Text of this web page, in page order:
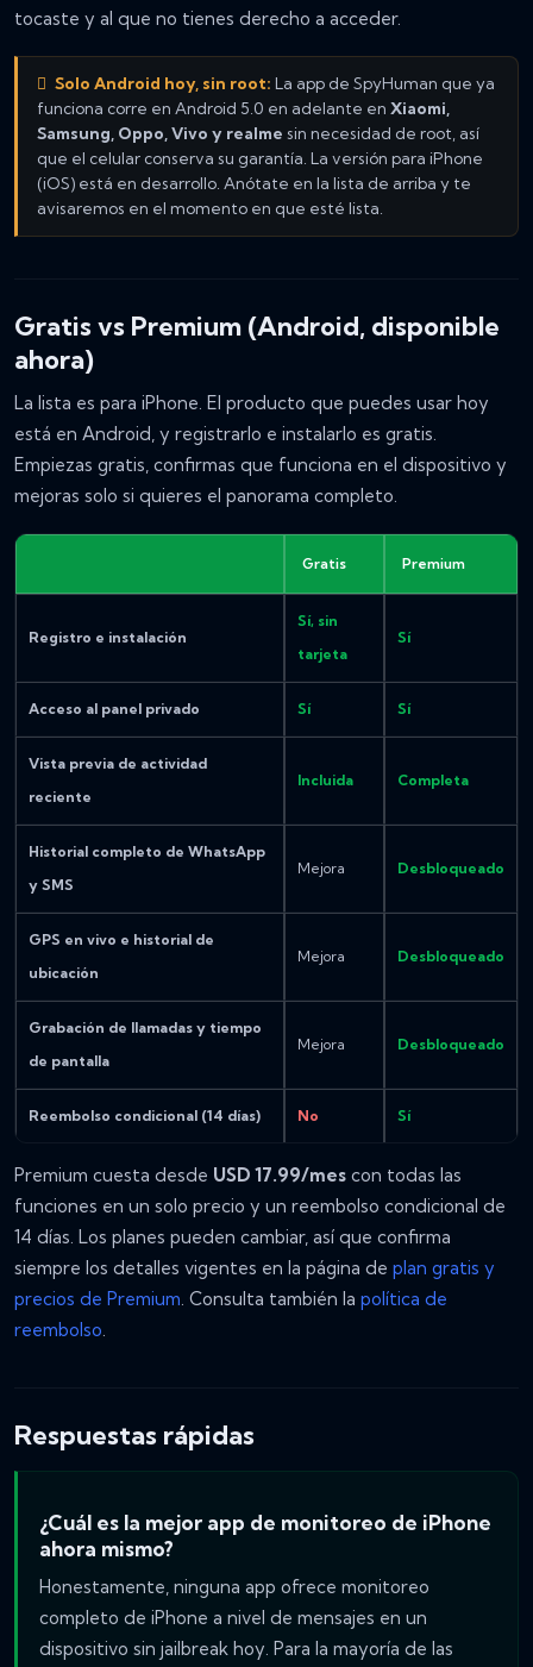
tocaste y al que no tienes derecho a acceder.
Solo Android hoy, sin root: La app de SpyHuman que ya
funciona corre en Android 5.0 en adelante en Xiaomi,
Samsung, Oppo, Vivo y realme sin necesidad de root, así
que el celular conserva su garantía. La versión para iPhone
(iOS) está en desarrollo. Anótate en la lista de arriba y te
avisaremos en el momento en que esté lista.
Gratis vs Premium (Android, disponible
ahora)
La lista es para iPhone. El producto que puedes usar hoy
está en Android, y registrarlo e instalarlo es gratis.
Empiezas gratis, confirmas que funciona en el dispositivo y
mejoras solo si quieres el panorama completo.
Gratis Premium
Registro e instalación
Sí, sin
tarjeta
Sí
Acceso al panel privado Sí Sí
Vista previa de actividad
reciente
Incluida Completa
Historial completo de WhatsApp
y SMS
Mejora Desbloqueado
GPS en vivo e historial de
ubicación
Mejora Desbloqueado
Grabación de llamadas y tiempo
de pantalla
Mejora Desbloqueado
Reembolso condicional (14 días) No Sí
Premium cuesta desde USD 17.99/mes con todas las
funciones en un solo precio y un reembolso condicional de
14 días. Los planes pueden cambiar, así que confirma
siempre los detalles vigentes en la página de plan gratis y
precios de Premium . Consulta también la política de
reembolso
Respuestas rápidas
¿Cuál es la mejor app de monitoreo de iPhone
ahora mismo?
Honestamente, ninguna app ofrece monitoreo
completo de iPhone a nivel de mensajes en un
dispositivo sin jailbreak hoy. Para la mayoría de las